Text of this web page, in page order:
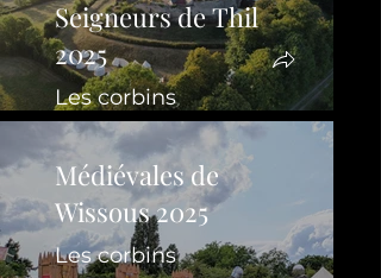
Seigneurs de Thil
2025
Les corbins
Escoyeurs de Macy
aux Médiévales des
Seigneurs de Thil
2025
Médiévales de
Wissous 2025
Les corbins